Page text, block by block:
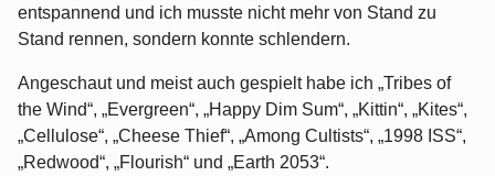
entspannend und ich musste nicht mehr von Stand zu
Stand rennen, sondern konnte schlendern.
Angeschaut und meist auch gespielt habe ich „Tribes of
the Wind“, „Evergreen“, „Happy Dim Sum“, „Kittin“, „Kites“,
„Cellulose“, „Cheese Thief“, „Among Cultists“, „1998 ISS“,
„Redwood“, „Flourish“ und „Earth 2053“.